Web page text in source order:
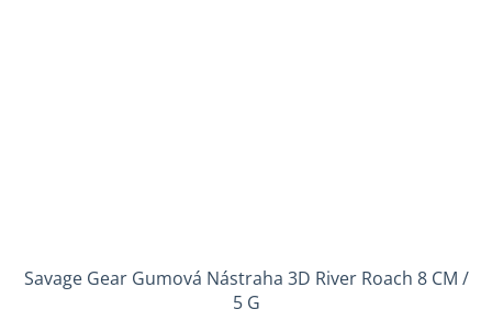
Savage Gear Gumová Nástraha 3D River Roach 8 CM /
5 G